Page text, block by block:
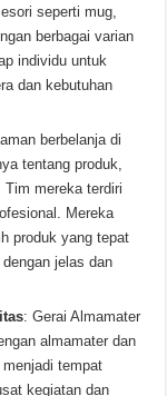
seperti mug,
berbagai varian
individu untuk
dan kebutuhan
berbelanja di
tentang produk,
mereka terdiri
Mereka
produk yang tepat
jelas dan
: Gerai Almamater
almamater dan
tempat
kegiatan dan